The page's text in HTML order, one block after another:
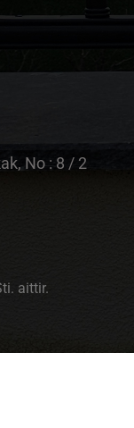
No : 8 / 2
aittir.